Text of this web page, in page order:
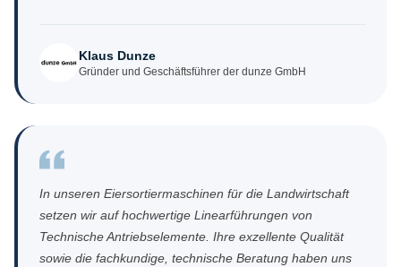
Klaus Dunze
Gründer und Geschäftsführer der dunze GmbH
In unseren Eiersortiermaschinen für die Landwirtschaft
setzen wir auf hochwertige Linearführungen von
Technische Antriebselemente. Ihre exzellente Qualität
sowie die fachkundige, technische Beratung haben uns